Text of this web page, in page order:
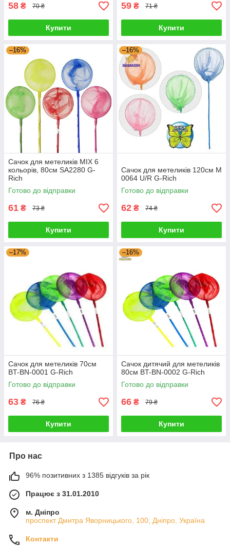
58 ₴ 70 ₴
Купити
59 ₴ 71 ₴
Купити
–16%
Сачок для метеликів MIX 6
кольорів, 80см SA2280 G-
Rich
Готово до відправки
61 ₴ 73 ₴
Купити
–16%
Сачок для метеликів 120см M
0064 U/R G-Rich
Готово до відправки
62 ₴ 74 ₴
Купити
–17%
Сачок для метеликів 70см
BT-BN-0001 G-Rich
Готово до відправки
63 ₴ 76 ₴
Купити
–16%
Сачок дитячий для метеликів
80см BT-BN-0002 G-Rich
Готово до відправки
66 ₴ 79 ₴
Купити
Про нас
96% позитивних з 1385 відгуків за рік
Працює з 31.01.2010
м. Дніпро
проспект Дмитра Яворницького, 100, Дніпро, Україна
Контакти